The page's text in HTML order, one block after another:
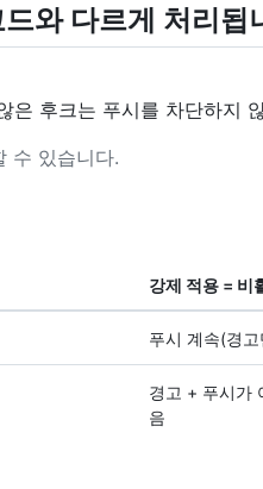
와 다르게 처리됩
은 후크는 푸시를 차단하지
수 있습니다.
강제 적용 = 비
푸시 계속(경
경고 + 푸시가
음